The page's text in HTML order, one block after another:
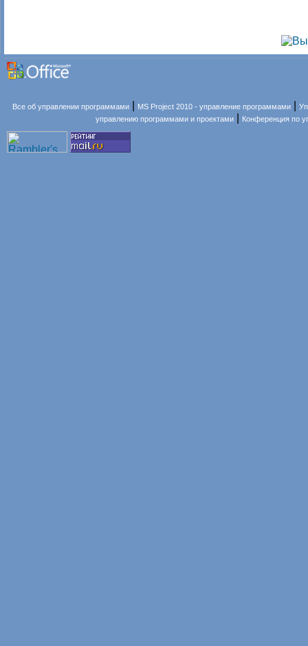
Все об управлении программами MS Project 2010 - управление программами
управлению программами и проектами
Конференция по